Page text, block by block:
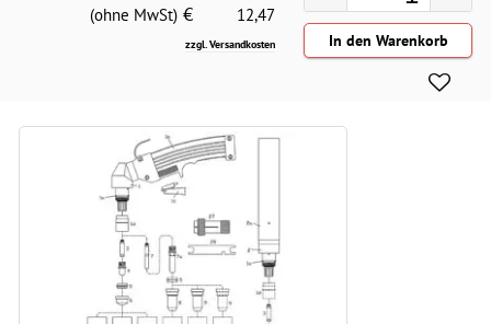
(ohne MwSt) € 12,47
zzgl. Versandkosten